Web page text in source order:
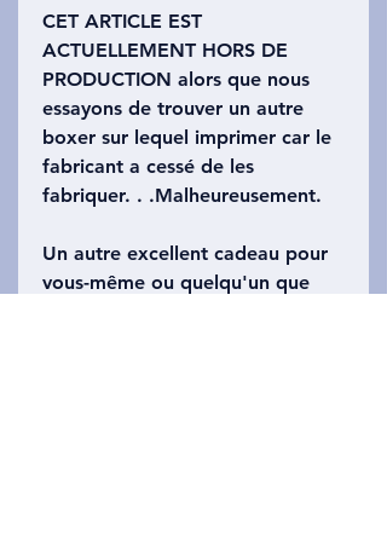
CET ARTICLE EST
ACTUELLEMENT HORS DE
PRODUCTION alors que nous
essayons de trouver un autre
boxer sur lequel imprimer car le
fabricant a cessé de les
fabriquer. . .Malheureusement.
Un autre excellent cadeau pour
vous-même ou quelqu'un que